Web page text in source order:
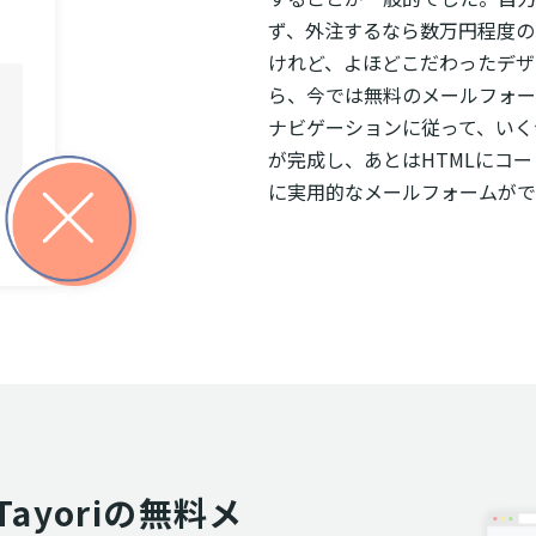
ず、外注するなら数万円程度
けれど、よほどこだわったデ
ら、今では無料のメールフォ
ナビゲーションに従って、い
が完成し、あとはHTMLにコ
に実用的なメールフォームが
の無料メ